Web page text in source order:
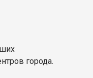
города.